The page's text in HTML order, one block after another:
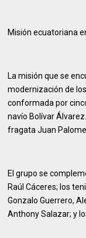
Misión ecuatoriana
La misión que se
modernización de
conformada por
navío Bolívar
fragata Juan
El grupo se
Raúl Cáceres; los
Gonzalo Guerrero,
Anthony Salazar; y